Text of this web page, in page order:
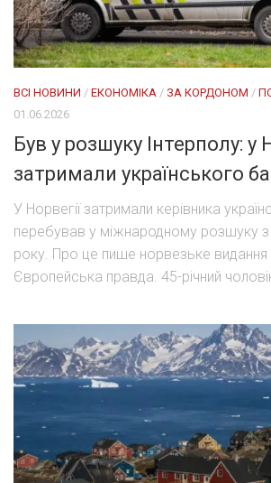
ВСІ НОВИНИ / ЕКОНОМІКА / ЗА КОРДОНОМ /
01.06.2026
Був у розшуку Інтерполу: у
затримали українського
У Норвегії затримали керівника
перебував у міжнародному розшуку
року. Про це пише норвезьке видання
Європейська правда. 45-річний